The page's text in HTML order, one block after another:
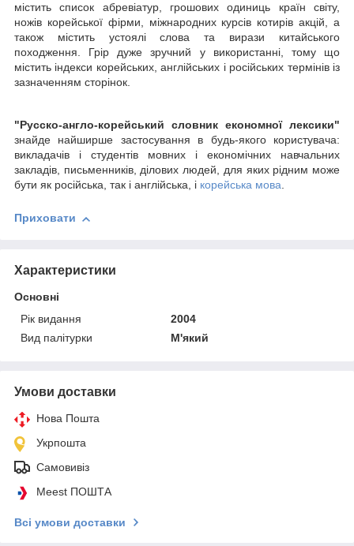
містить список абревіатур, грошових одиниць країн світу,
ножів корейської фірми, міжнародних курсів котирів акцій, а
також містить устоялі слова та вирази китайського
походження. Грір дуже зручний у використанні, тому що
містить індекси корейських, англійських і російських термінів із
зазначенням сторінок.
"Русско-англо-корейський словник економної лексики"
знайде найширше застосування в будь-якого користувача:
викладачів і студентів мовних і економічних навчальних
закладів, письменників, ділових людей, для яких рідним може
бути як російська, так і англійська, і корейська мова.
Приховати
Характеристики
Основні
Рік видання
2004
Вид палітурки
М'який
Умови доставки
Нова Пошта
Укрпошта
Самовивіз
Meest ПОШТА
Всі умови доставки